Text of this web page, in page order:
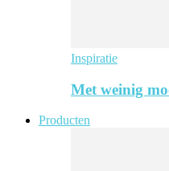
Inspiratie
Met weinig
Producten